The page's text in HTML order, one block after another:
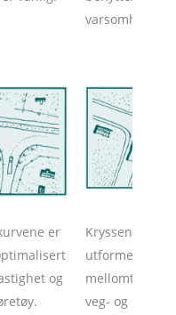
varsomhet.
er
og
Kryssene
utformes som
mellomtyper
veg- og